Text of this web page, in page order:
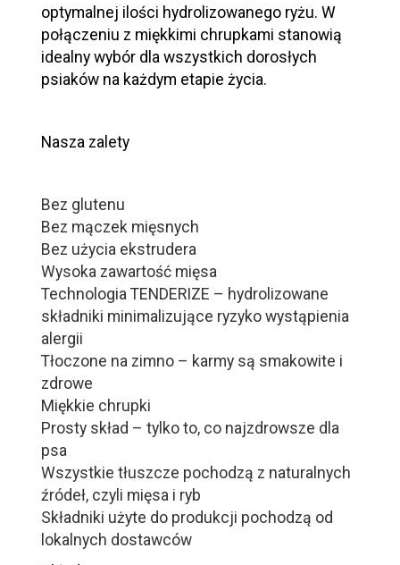
optymalnej ilości hydrolizowanego ryżu. W
połączeniu z miękkimi chrupkami stanowią
idealny wybór dla wszystkich dorosłych
psiaków na każdym etapie życia.
Nasza zalety
Bez glutenu
Bez mączek mięsnych
Bez użycia ekstrudera
Wysoka zawartość mięsa
Technologia TENDERIZE – hydrolizowane
składniki minimalizujące ryzyko wystąpienia
alergii
Tłoczone na zimno – karmy są smakowite i
zdrowe
Miękkie chrupki
Prosty skład – tylko to, co najzdrowsze dla
psa
Wszystkie tłuszcze pochodzą z naturalnych
źródeł, czyli mięsa i ryb
Składniki użyte do produkcji pochodzą od
lokalnych dostawców